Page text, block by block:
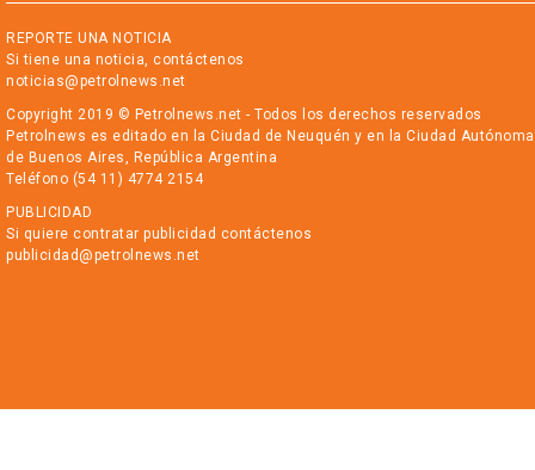
REPORTE UNA NOTICIA
Si tiene una noticia, contáctenos
noticias@petrolnews.net
Copyright 2019 © Petrolnews.net - Todos los derechos reservados
Petrolnews es editado en la Ciudad de Neuquén y en la Ciudad Autónoma
de Buenos Aires, República Argentina
Teléfono (54 11) 4774 2154
PUBLICIDAD
Si quiere contratar publicidad contáctenos
publicidad@petrolnews.net